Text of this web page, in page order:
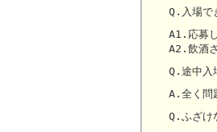
Q.入場で
A1.応募
A2.飲酒
Q.途中入
A.全く問
Q.ふざけ